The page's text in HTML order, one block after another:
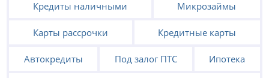
Кредиты наличными Микрозаймы
Карты рассрочки Кредитные карты
Автокредиты Под залог ПТС Ипотека